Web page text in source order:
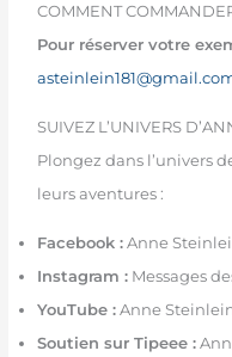
COMMENT
Pour réserver votre
SUIVEZ L’UNIVERS
Plongez dans l’univers
leurs aventures :
Facebook :Anne
Instagram :Messages
YouTube :Anne
Soutien sur Tipeee :